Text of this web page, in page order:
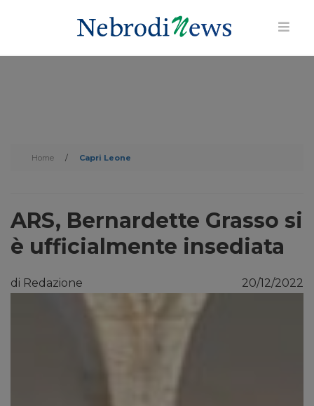
Home / Capri Leone
ARS, Bernardette Grasso si
è ufficialmente insediata
di Redazione 20/12/2022